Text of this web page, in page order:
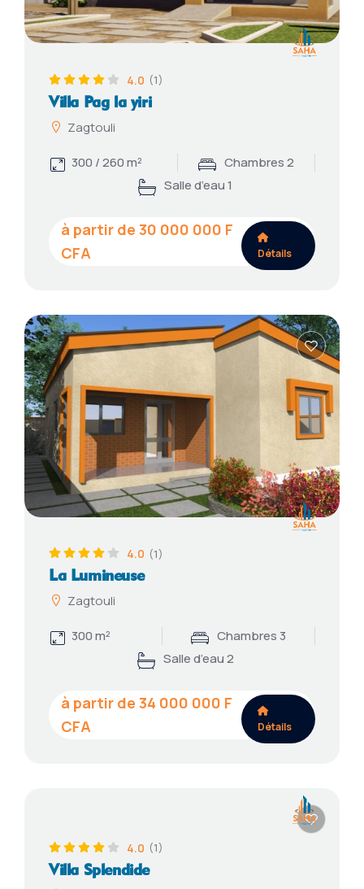
4.0 (1)
Villa Pag la yiri
Zagtouli
300 / 260 m²
Chambres 2
Salle d’eau 1
30 000 000
Détails
4.0 (1)
La Lumineuse
Zagtouli
300 m²
Chambres 3
Salle d’eau 2
34 000 000
Détails
4.0 (1)
Villa Splendide